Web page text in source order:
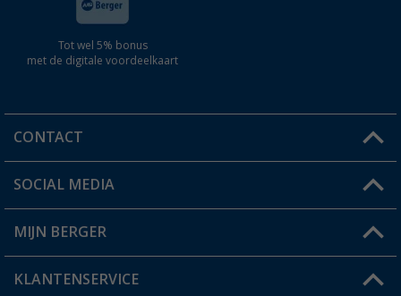
Tot wel 5% bonus
met de digitale voordeelkaart
CONTACT
Een vraag?
Winkel vinden
SOCIAL MEDIA
MIJN BERGER
Mijn account
KLANTENSERVICE